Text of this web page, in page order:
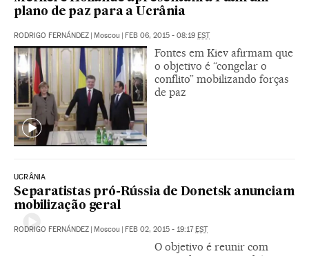
plano de paz para a Ucrânia
RODRIGO FERNÁNDEZ | Moscou | FEB 06, 2015 - 08:19 EST
Fontes em Kiev afirmam que
o objetivo é “congelar o
conflito” mobilizando forças
de paz
UCRÂNIA
Separatistas pró-Rússia de Donetsk anunciam
mobilização geral
RODRIGO FERNÁNDEZ | Moscou | FEB 02, 2015 - 19:17EST
O objetivo é reunir com